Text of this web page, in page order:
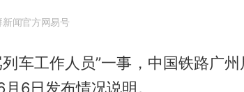
新闻官方网易号
车工作人员”一事，中国铁路广
6日发布情况说明。